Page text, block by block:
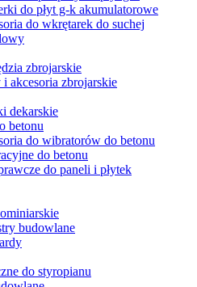
do płyt g-k akumulatorowe
do wkrętarek do suchej
zbrojarskie
akcesoria zbrojarskie
dekarskie
betonu
do wibratorów do betonu
do betonu
do paneli i płytek
budowlane
do styropianu